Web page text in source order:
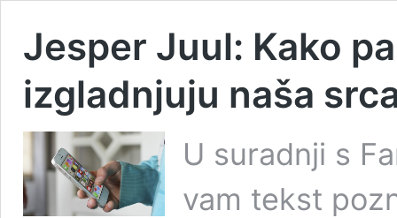
Jesper Juul: Kako
izgladnjuju naša
U suradnji s
vam tekst